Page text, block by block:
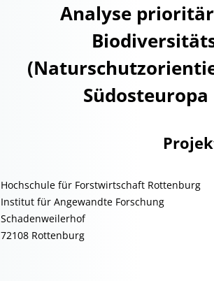
Analyse
Hochschule für Forstwirtschaft Rottenburg
Institut für Angewandte Forschung
Schadenweilerhof
72108 Rottenburg